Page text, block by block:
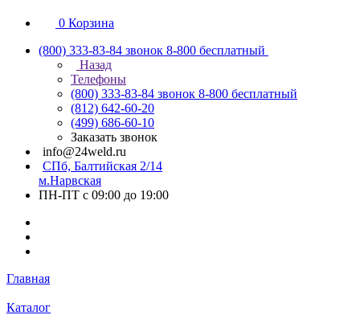
0 Корзина
(800) 333-83-84 звонок 8-800 бесплатный
Назад
Телефоны
(800) 333-83-84 звонок 8-800 бесплатный
(812) 642-60-20
(499) 686-60-10
Заказать звонок
info@24weld.ru
СПб, Балтийская 2/14
м.Нарвская
ПН-ПТ с 09:00 до 19:00
Главная
Каталог